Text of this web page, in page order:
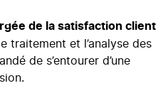
de la satisfaction client
traitement et l’analyse des
de s’entourer d’une